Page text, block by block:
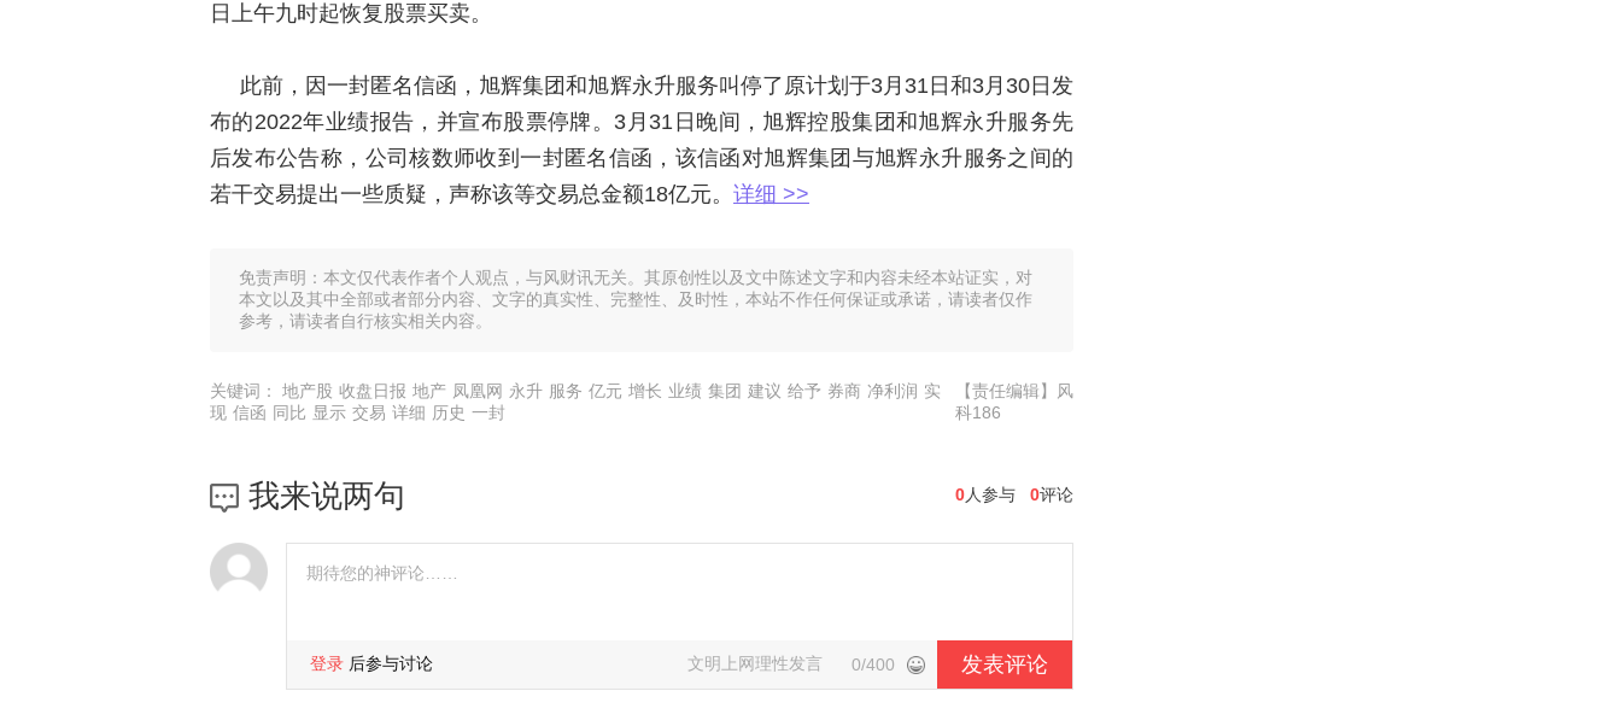
日上午九时起恢复股票买卖。
此前，因一封匿名信函，旭辉集团和旭辉永升服务叫停了原计划于3月31日和3月30日发
布的2022年业绩报告，并宣布股票停牌。3月31日晚间，旭辉控股集团和旭辉永升服务先
后发布公告称，公司核数师收到一封匿名信函，该信函对旭辉集团与旭辉永升服务之间的
若干交易提出一些质疑，声称该等交易总金额18亿元。 详细 >>
免责声明：本文仅代表作者个人观点，与风财讯无关。其原创性以及文中陈述文字和内容未经本站证实，对
本文以及其中全部或者部分内容、文字的真实性、完整性、及时性，本站不作任何保证或承诺，请读者仅作
参考，请读者自行核实相关内容。
关键词： 地产股 收盘日报 地产 凤凰网 永升 服务 亿元 增长 业绩 集团 建议 给予 券商 净利润 实
现 信函 同比 显示 交易 详细 历史 一封
【责任编辑】风
科186
我来说两句 0人参与 0评论
登录 后参与讨论 文明上网理性发言 0/400 发表评论